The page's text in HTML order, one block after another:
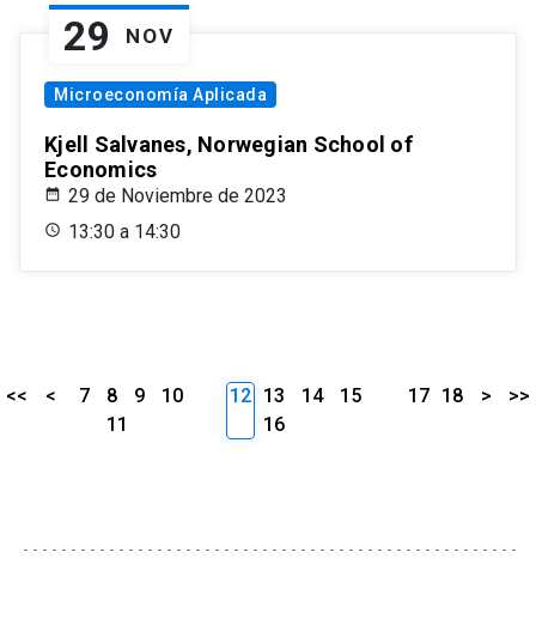
29 NOV
Microeconomía Aplicada
Kjell Salvanes, Norwegian School of
Economics
29 de Noviembre de 2023
13:30 a 14:30
<< < 7 8 9
10
11
12 13 14
15
16
17 18 > >>